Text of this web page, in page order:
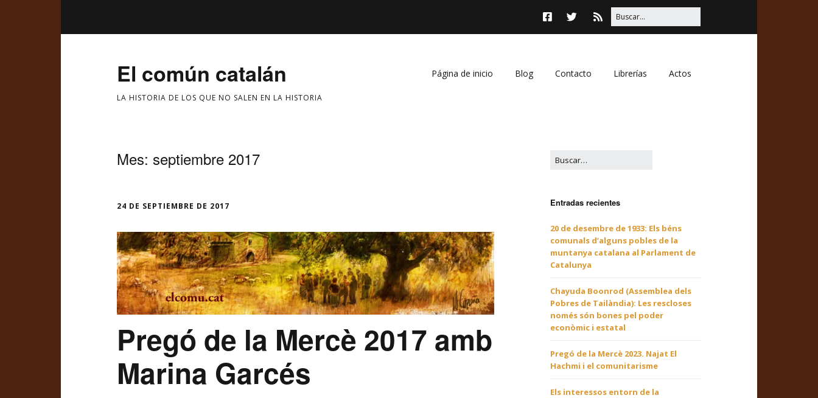
El común catalán
LA HISTORIA DE LOS QUE NO SALEN EN LA HISTORIA
Página de inicio Blog Contacto Librerías Actos
Mes: septiembre 2017
24 DE SEPTIEMBRE DE 2017
Pregó de la Mercè 2017 amb
Marina Garcés
Entradas recientes
20 de desembre de 1933: Els béns
comunals d’alguns pobles de la
muntanya catalana al Parlament de
Catalunya
Chayuda Boonrod (Assemblea dels
Pobres de Tailàndia): Les rescloses
només són bones pel poder
econòmic i estatal
Pregó de la Mercè 2023. Najat El
Hachmi i el comunitarisme
Els interessos entorn de la